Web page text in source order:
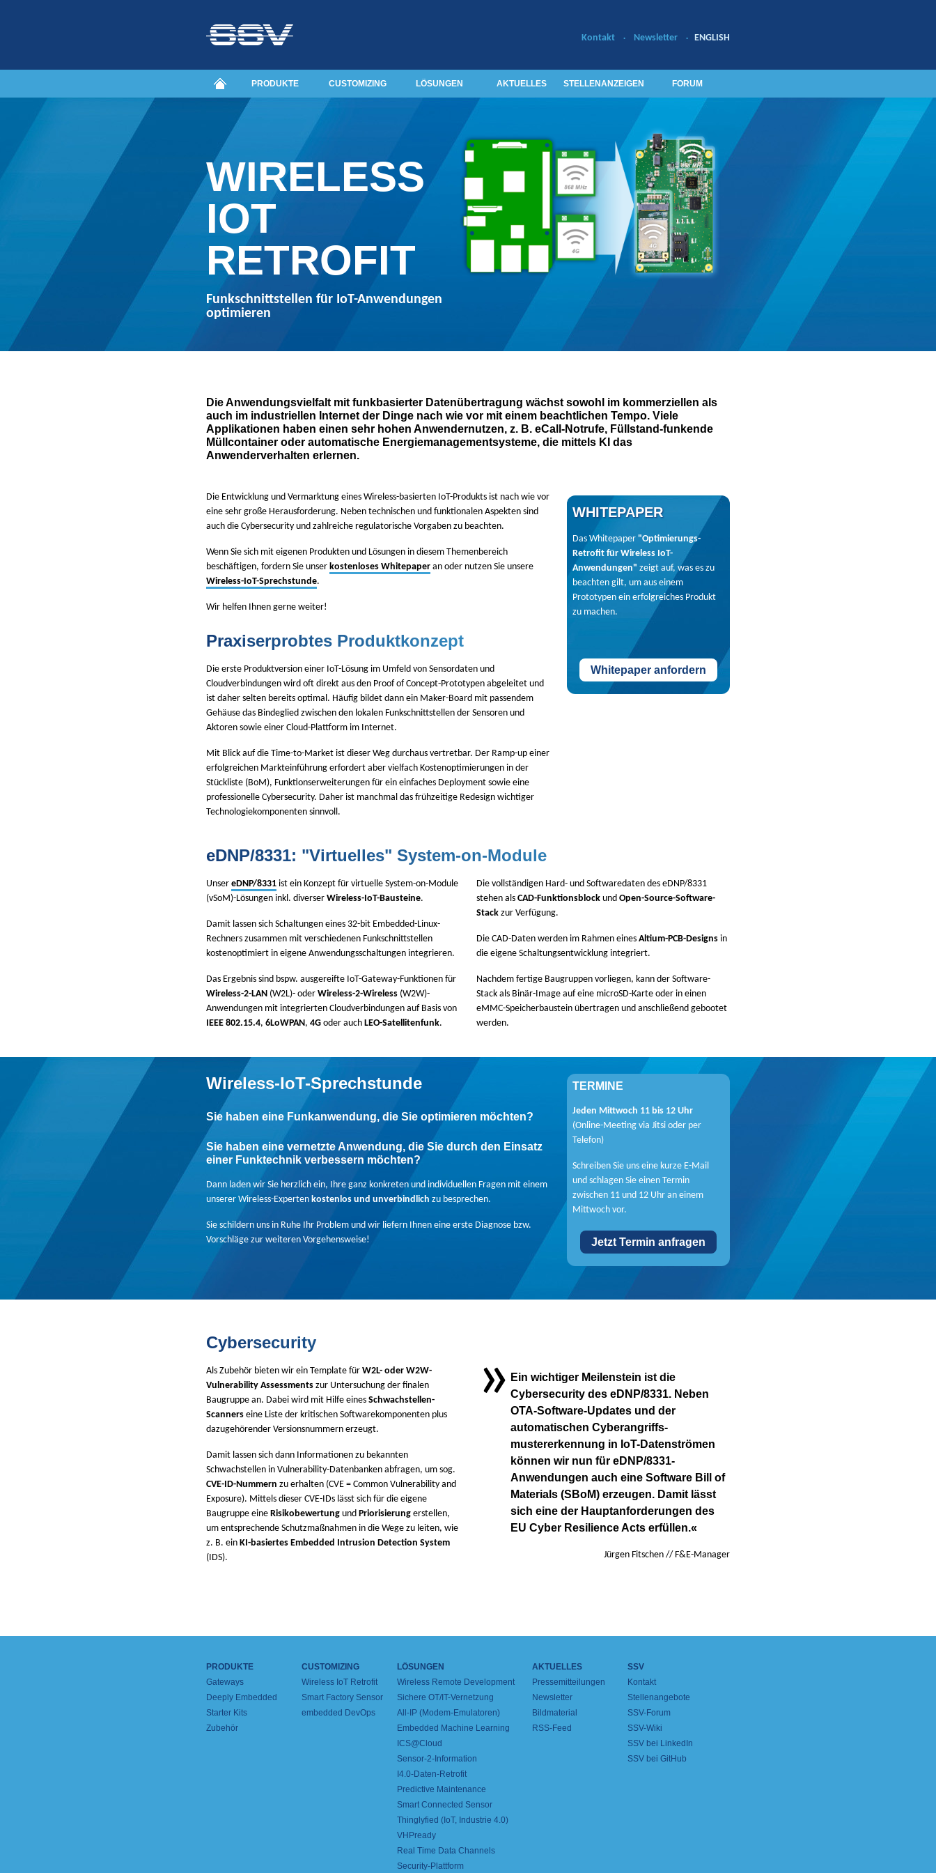
Kontakt · Newsletter · ENGLISH
PRODUKTE CUSTOMIZING LÖSUNGEN AKTUELLES STELLENANZEIGEN FORUM
WIRELESS
IOT
RETROFIT
Funkschnittstellen für IoT-Anwendungen
optimieren
Die Anwendungsvielfalt mit funkbasierter Datenübertragung wächst sowohl im kommerziellen als
auch im industriellen Internet der Dinge nach wie vor mit einem beachtlichen Tempo. Viele
Applikationen haben einen sehr hohen Anwendernutzen, z. B. eCall-Notrufe, Füllstand-funkende
Müllcontainer oder automatische Energiemanagementsysteme, die mittels KI das
Anwenderverhalten erlernen.
Die Entwicklung und Vermarktung eines Wireless-basierten IoT-Produkts ist nach wie vor
eine sehr große Herausforderung. Neben technischen und funktionalen Aspekten sind
auch die Cybersecurity und zahlreiche regulatorische Vorgaben zu beachten.
Wenn Sie sich mit eigenen Produkten und Lösungen in diesem Themenbereich
beschäftigen, fordern Sie unser kostenloses Whitepaper an oder nutzen Sie unsere
Wireless-IoT-Sprechstunde.
Wir helfen Ihnen gerne weiter!
Praxiserprobtes Produktkonzept
Die erste Produktversion einer IoT-Lösung im Umfeld von Sensordaten und
Cloudverbindungen wird oft direkt aus den Proof of Concept-Prototypen abgeleitet und
ist daher selten bereits optimal. Häufig bildet dann ein Maker-Board mit passendem
Gehäuse das Bindeglied zwischen den lokalen Funkschnittstellen der Sensoren und
Aktoren sowie einer Cloud-Plattform im Internet.
Mit Blick auf die Time-to-Market ist dieser Weg durchaus vertretbar. Der Ramp-up einer
erfolgreichen Markteinführung erfordert aber vielfach Kostenoptimierungen in der
Stückliste (BoM), Funktionserweiterungen für ein einfaches Deployment sowie eine
professionelle Cybersecurity. Daher ist manchmal das frühzeitige Redesign wichtiger
Technologiekomponenten sinnvoll.
WHITEPAPER
Das Whitepaper "Optimierungs-
Retrofit für Wireless IoT-
Anwendungen" zeigt auf, was es zu
beachten gilt, um aus einem
Prototypen ein erfolgreiches Produkt
zu machen.
Whitepaper anfordern
eDNP/8331: "Virtuelles" System-on-Module
Unser eDNP/8331 ist ein Konzept für virtuelle System-on-Module
(vSoM)-Lösungen inkl. diverser Wireless-IoT-Bausteine.
Damit lassen sich Schaltungen eines 32-bit Embedded-Linux-
Rechners zusammen mit verschiedenen Funkschnittstellen
kostenoptimiert in eigene Anwendungsschaltungen integrieren.
Das Ergebnis sind bspw. ausgereifte IoT-Gateway-Funktionen für
Wireless-2-LAN (W2L)- oder Wireless-2-Wireless (W2W)-
Anwendungen mit integrierten Cloudverbindungen auf Basis von
IEEE 802.15.4, 6LoWPAN, 4G oder auch LEO-Satellitenfunk.
Die vollständigen Hard- und Softwaredaten des eDNP/8331
stehen als CAD-Funktionsblock und Open-Source-Software-
Stack zur Verfügung.
Die CAD-Daten werden im Rahmen eines Altium-PCB-Designs in
die eigene Schaltungsentwicklung integriert.
Nachdem fertige Baugruppen vorliegen, kann der Software-
Stack als Binär-Image auf eine microSD-Karte oder in einen
eMMC-Speicherbaustein übertragen und anschließend gebootet
werden.
Wireless-IoT-Sprechstunde
Sie haben eine Funkanwendung, die Sie optimieren möchten?
Sie haben eine vernetzte Anwendung, die Sie durch den Einsatz
einer Funktechnik verbessern möchten?
Dann laden wir Sie herzlich ein, Ihre ganz konkreten und individuellen Fragen mit einem
unserer Wireless-Experten kostenlos und unverbindlich zu besprechen.
Sie schildern uns in Ruhe Ihr Problem und wir liefern Ihnen eine erste Diagnose bzw.
Vorschläge zur weiteren Vorgehensweise!
TERMINE
Jeden Mittwoch 11 bis 12 Uhr
(Online-Meeting via Jitsi oder per
Telefon)
Schreiben Sie uns eine kurze E-Mail
und schlagen Sie einen Termin
zwischen 11 und 12 Uhr an einem
Mittwoch vor.
Jetzt Termin anfragen
Cybersecurity
Als Zubehör bieten wir ein Template für W2L- oder W2W-
Vulnerability Assessments zur Untersuchung der finalen
Baugruppe an. Dabei wird mit Hilfe eines Schwachstellen-
Scanners eine Liste der kritischen Softwarekomponenten plus
dazugehörender Versionsnummern erzeugt.
Damit lassen sich dann Informationen zu bekannten
Schwachstellen in Vulnerability-Datenbanken abfragen, um sog.
CVE-ID-Nummern zu erhalten (CVE = Common Vulnerability and
Exposure). Mittels dieser CVE-IDs lässt sich für die eigene
Baugruppe eine Risikobewertung und Priorisierung erstellen,
um entsprechende Schutzmaßnahmen in die Wege zu leiten, wie
z. B. ein KI-basiertes Embedded Intrusion Detection System
(IDS).
» Ein wichtiger Meilenstein ist die
Cybersecurity des eDNP/8331. Neben
OTA-Software-Updates und der
automatischen Cyberangriffs-
mustererkennung in IoT-Datenströmen
können wir nun für eDNP/8331-
Anwendungen auch eine Software Bill of
Materials (SBoM) erzeugen. Damit lässt
sich eine der Hauptanforderungen des
EU Cyber Resilience Acts erfüllen.«
Jürgen Fitschen // F&E-Manager
PRODUKTE
Gateways
Deeply Embedded
Starter Kits
Zubehör
CUSTOMIZING
Wireless IoT Retrofit
Smart Factory Sensor
embedded DevOps
LÖSUNGEN
Wireless Remote Development
Sichere OT/IT-Vernetzung
All-IP (Modem-Emulatoren)
Embedded Machine Learning
ICS@Cloud
Sensor-2-Information
I4.0-Daten-Retrofit
Predictive Maintenance
Smart Connected Sensor
Thinglyfied (IoT, Industrie 4.0)
VHPready
Real Time Data Channels
Security-Plattform
AKTUELLES
Pressemitteilungen
Newsletter
Bildmaterial
RSS-Feed
SSV
Kontakt
Stellenangebote
SSV-Forum
SSV-Wiki
SSV bei LinkedIn
SSV bei GitHub